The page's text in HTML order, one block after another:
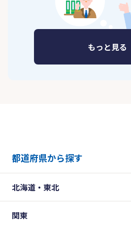
もっと見る
都道府県から探す
北海道・東北
関東